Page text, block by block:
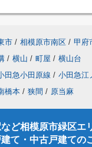
市 / 相模原市南区 / 甲府
/ 横山 / 町屋 / 横山台
田急小田原線 / 小田急江
橋本 / 狭間 / 原当麻
ど相模原市緑区エ
て・中古戸建ての